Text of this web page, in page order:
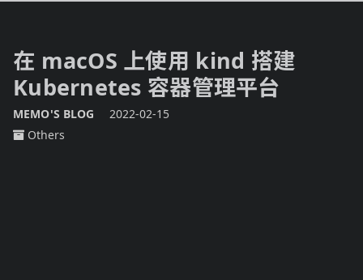
在 macOS 上使用 kind 搭建
Kubernetes 容器管理平台
MEMO'S BLOG
2022-02-15
Others